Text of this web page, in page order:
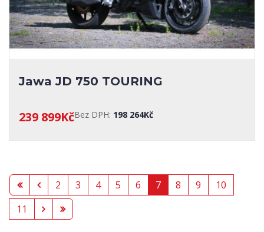
Jawa JD 750 TOURING
239 899KčBez DPH: 198 264Kč
2 3 4 5 6 7 8 9
10
11